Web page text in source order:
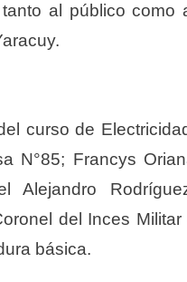
al público como
curso de
N°85; Francys
Alejandro
del Inces Militar
básica.